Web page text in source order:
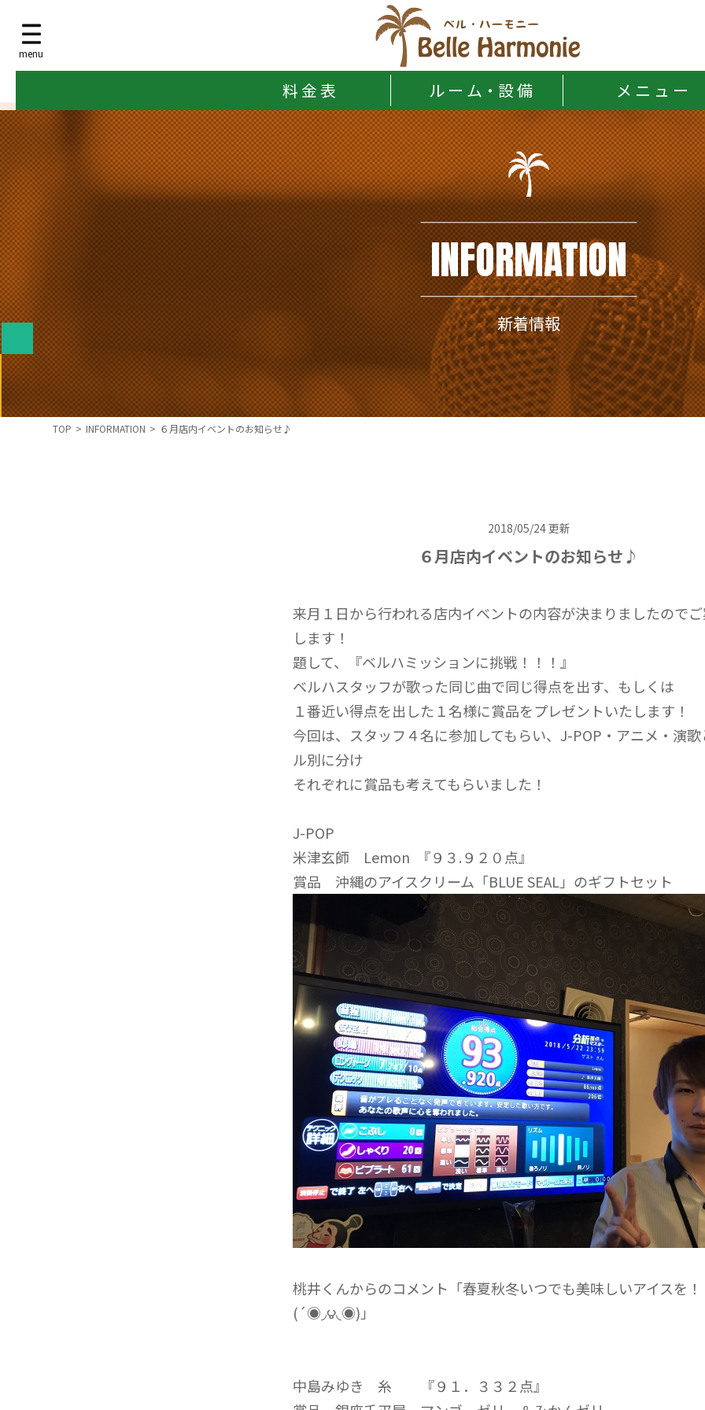
menu
料 金 表 ル ー ム・設 備 メ ニ ュ ー
INFORMATION
新着情報
TOP > INFORMATION > ６月店内イベントのお知らせ♪
2018/05/24 更新
６月店内イベントのお知らせ♪
来月１日から行われる店内イベントの内容が決まりましたので
します！
題して、『ベルハミッションに挑戦！！！』
ベルハスタッフが歌った同じ曲で同じ得点を出す、もしくは
１番近い得点を出した１名様に賞品をプレゼントいたします！
今回は、スタッフ４名に参加してもらい、J-POP・アニメ・演
ル別に分け
それぞれに賞品も考えてもらいました！
J-POP
米津玄師 Lemon 『９３.９２０点』
賞品 沖縄のアイスクリーム「BLUE SEAL」のギフトセット
桃井くんからのコメント「春夏秋冬いつでも美味しいアイスを
(´◉◞౪◟◉)」
中島みゆき 糸 『９１．３３２点』